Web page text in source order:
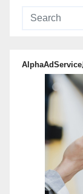
事
AlphaAdService